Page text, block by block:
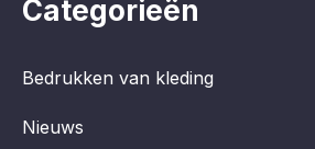
Categorieën
Bedrukken van kleding
Nieuws